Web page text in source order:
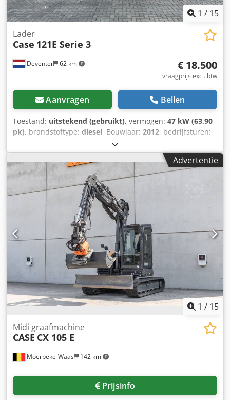
1 / 15
Deventer 62 km
Lader
Case 121E Serie 3
€ 18.500
vraagprijs excl. btw
Aanvragen Bellen
Toestand: uitstekend (gebruikt), vermogen: 47 kW (63,90
pk), brandstoftype: diesel, Bouwjaar: 2012, bedrijfsturen:
, = Overige opties en accessoires = - Bediening met
2 pedalen - Afgesloten cabine = Opmerkingen = CASE 121E
Serie 3 – bouwjaar 2012 – 1.060 bedrijfsuren CASE 121E
Serie 3 wiellader, bouwjaar 2012. De machine verkeert in
goede staat en heeft slechts 1.060 bedrijfsuren. De
machine verkeert zowel technisch als optisch in goede
staat. Hij is geschikt voor diverse toepassingen en is direct
inzetbaar. Kenmerken: * Bouwjaar: 2012 * Slechts 1.060
bedrijfsuren * Goede technische en optische staat * Direct
inzetbaar Neem contact met ons op voor meer informatie
of om een bezichtiging in te plannen. = Overige informatie
= Djdpfezrd Uaex Am Hock Bouwjaar: 2012 Leeggewicht:
5.800 kg Laadvermogen: 1.540 kg Maximaal toelaatbaar
gewicht: 7.340 kg Technische staat: zeer goed Optische
staat: zeer goed Serienummer: FNH121ESNCHP00140
Neem contact op met Gerrit Haverhoek voor meer
Advertentie
1 / 15
Moerbeke-Waas 142 km
Midi graafmachine
CASE CX 105 E
Prijsinfo